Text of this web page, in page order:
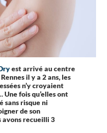
est arrivé au centre
il y a 2 ans, les
n’y croyaient
fois qu’elles ont
sans risque ni
de son
avons recueilli 3